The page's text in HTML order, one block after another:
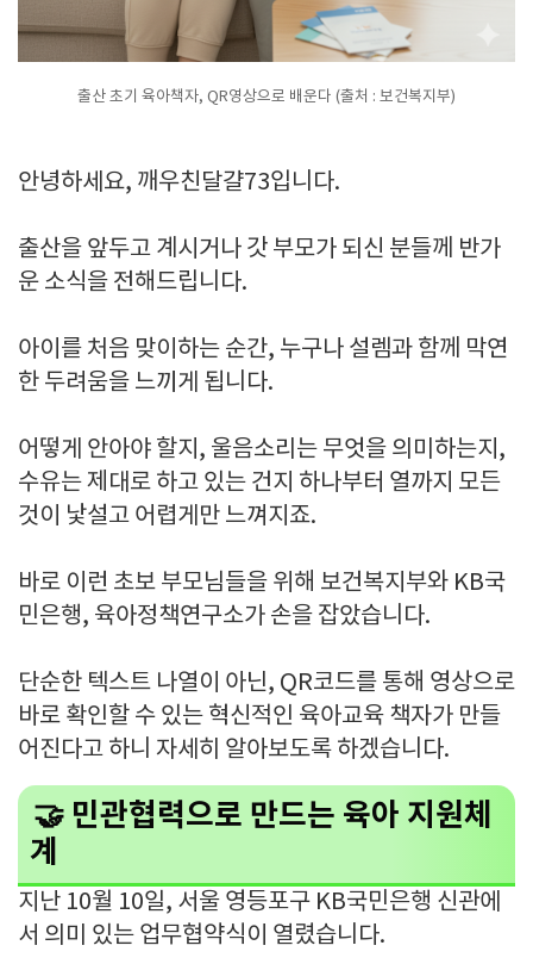
출산 초기 육아책자, QR영상으로 배운다 (출처 : 보건복지부)
안녕하세요, 깨우친달걀73입니다.
출산을 앞두고 계시거나 갓 부모가 되신 분들께 반가
운 소식을 전해드립니다.
아이를 처음 맞이하는 순간, 누구나 설렘과 함께 막연
한 두려움을 느끼게 됩니다.
어떻게 안아야 할지, 울음소리는 무엇을 의미하는지,
수유는 제대로 하고 있는 건지 하나부터 열까지 모든
것이 낯설고 어렵게만 느껴지죠.
바로 이런 초보 부모님들을 위해 보건복지부와 KB국
민은행, 육아정책연구소가 손을 잡았습니다.
단순한 텍스트 나열이 아닌, QR코드를 통해 영상으로
바로 확인할 수 있는 혁신적인 육아교육 책자가 만들
어진다고 하니 자세히 알아보도록 하겠습니다.
🤝 민관협력으로 만드는 육아 지원체
계
지난 10월 10일, 서울 영등포구 KB국민은행 신관에
서 의미 있는 업무협약식이 열렸습니다.